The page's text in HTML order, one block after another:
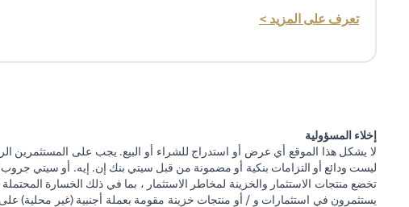
تعرف على المزيد >
إخلاء المسؤولية
لا يشكل هذا الموقع أي عرض أو استدراج للشراء أو البيع. يجب على المستثمرين
ليست ودائع أو التزامات بنكية أو مضمونة من قبل سيتي بنك إن. إيه. أو سيتي جروب
تخضع منتجات الاستثمار والخزينة لمخاطر الاستثمار ، بما في ذلك الخسارة
يستثمرون في استثمارات و / أو منتجات خزينة مقومة بعملة أجنبية (غير محلية)